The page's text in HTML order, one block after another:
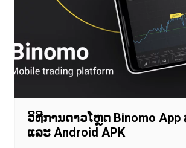
ວິທີການດາວໂຫຼດ Binomo App
ແລະ Android APK